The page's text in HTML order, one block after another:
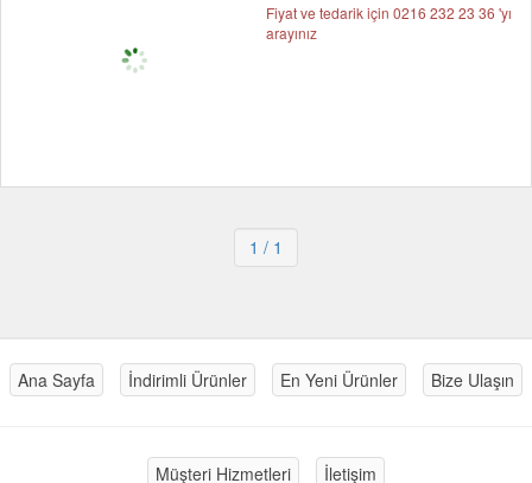
Fiyat ve tedarik için 0216 232 23 36 'yı
arayınız
1 / 1
Ana Sayfa İndirimli Ürünler En Yeni Ürünler Bize Ulaşın
Müşteri Hizmetleri İletişim